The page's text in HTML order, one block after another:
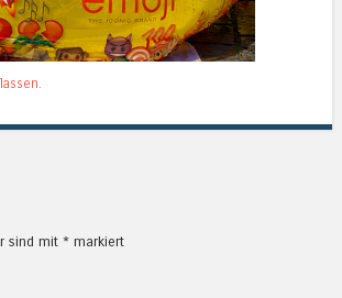
.
sind mit * markiert